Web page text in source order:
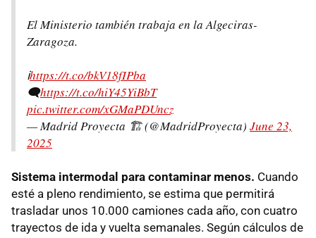
El Ministerio también trabaja en la Algeciras-
Zaragoza.
ℹ️https://t.co/bkV18fIPba
🗨️https://t.co/hiY45YiBbT
pic.twitter.com/xGMaPDUncz
— Madrid Proyecta 🏗️ (@MadridProyecta) June 23,
2025
Sistema intermodal para contaminar menos. Cuando
esté a pleno rendimiento, se estima que permitirá
trasladar unos 10.000 camiones cada año, con cuatro
trayectos de ida y vuelta semanales. Según cálculos de